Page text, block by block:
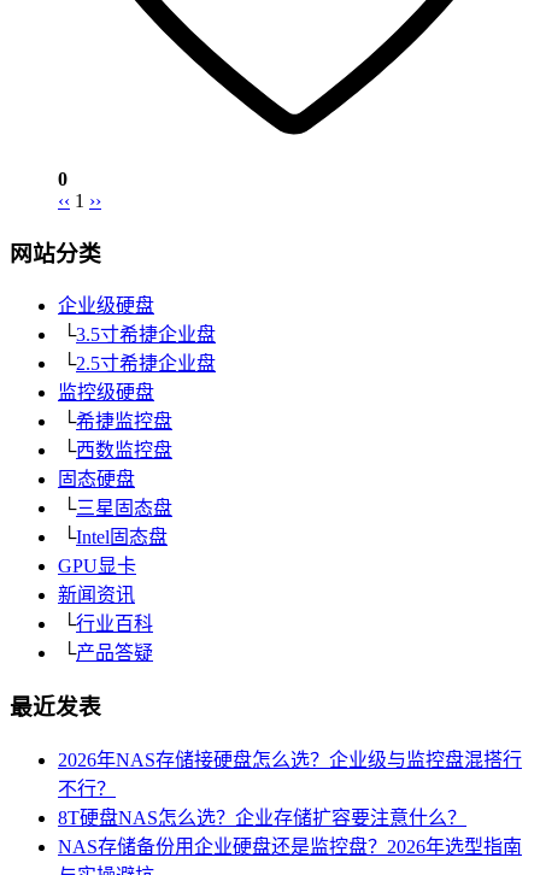
0
‹‹ 1 ››
网站分类
企业级硬盘
└3.5寸希捷企业盘
└2.5寸希捷企业盘
监控级硬盘
└希捷监控盘
└西数监控盘
固态硬盘
└三星固态盘
└Intel固态盘
GPU显卡
新闻资讯
└行业百科
└产品答疑
最近发表
2026年NAS存储接硬盘怎么选？企业级与监控盘混搭行
不行？
8T硬盘NAS怎么选？企业存储扩容要注意什么？
NAS存储备份用企业硬盘还是监控盘？2026年选型指南